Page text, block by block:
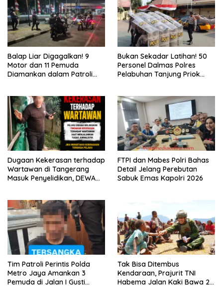
Balap Liar Digagalkan! 9
Motor dan 11 Pemuda
Diamankan dalam Patroli
Bukan Sekadar Latihan! 50
Personel Dalmas Polres
Pelabuhan Tanjung Priok
Dugaan Kekerasan terhadap
Wartawan di Tangerang
Masuk Penyelidikan, DEWA
FTPI dan Mabes Polri Bahas
Detail Jelang Perebutan
Sabuk Emas Kapolri 2026
Tim Patroli Perintis Polda
Metro Jaya Amankan 3
Pemuda di Jalan I Gusti
Tak Bisa Ditembus
Kendaraan, Prajurit TNI
Habema Jalan Kaki Bawa 2